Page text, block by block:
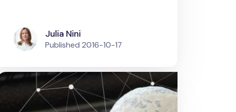
Julia Nini
Published2016-10-17